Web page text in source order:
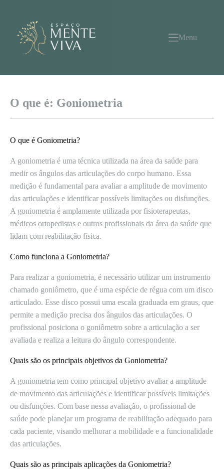
conteúdo
Menu
O que é: Goniometria
O que é Goniometria?
A goniometria é uma técnica utilizada na área da saúde para
medir os ângulos das articulações do corpo humano. Essa
medição é fundamental para avaliar a amplitude de movimento
das articulações e identificar possíveis limitações ou disfunções.
A goniometria é amplamente utilizada por fisioterapeutas,
médicos ortopedistas e outros profissionais da área da saúde que
lidam com reabilitação física.
Como funciona a Goniometria?
Para realizar a goniometria, é necessário utilizar um instrumento
chamado goniômetro, que é uma espécie de régua com um disco
articulado. Esse disco possui uma escala graduada em graus, que
permite a medição precisa dos ângulos das articulações. O
profissional posiciona o goniômetro sobre a articulação a ser
avaliada e realiza a leitura do ângulo correspondente.
Quais são os principais objetivos da Goniometria?
A goniometria tem como principal objetivo avaliar a amplitude
de movimento das articulações e identificar possíveis limitações
ou disfunções. Com base nessa avaliação, o profissional de
saúde pode planejar um programa de reabilitação adequado para
cada paciente, visando melhorar a mobilidade e a funcionalidade
das articulações.
Quais são as principais aplicações da Goniometria?